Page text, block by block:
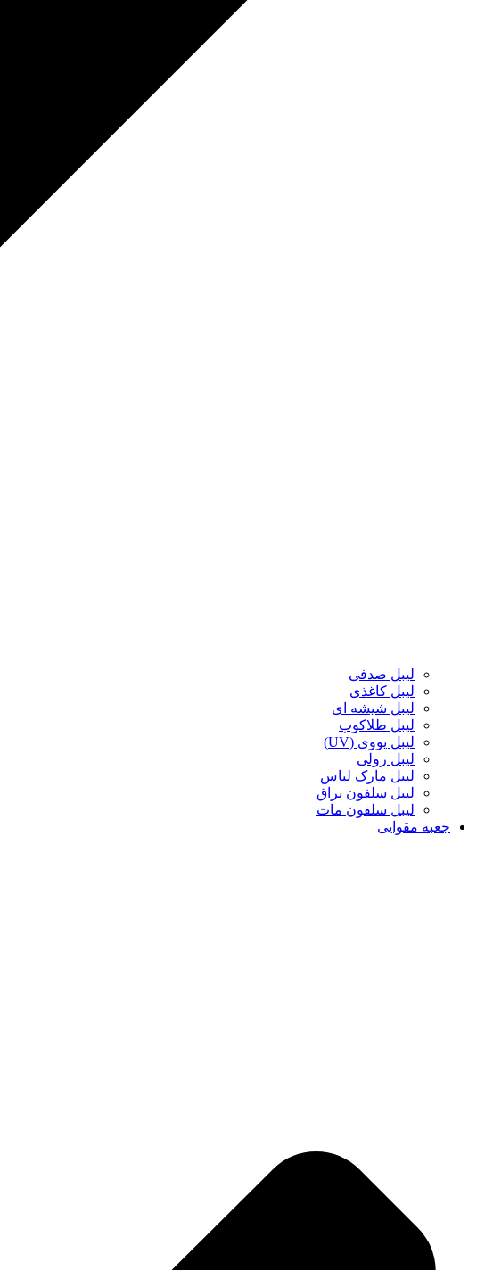
لیبل صدفی
لیبل کاغذی
لیبل شیشه ای
لیبل طلاکوب
لیبل یووی (UV)
لیبل رولی
لیبل مارک لباس
لیبل سلفون براق
لیبل سلفون مات
جعبه مقوایی